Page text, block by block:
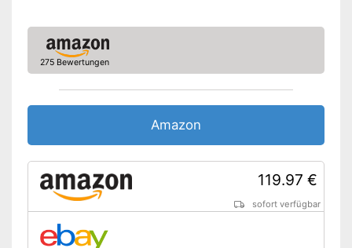
275 Bewertungen
Amazon
119.97 €
sofort verfügbar